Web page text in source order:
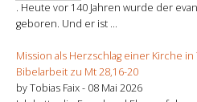
. Heute vor 140 Jahren wurde der
geboren. Und er ist ...
Mission als Herzschlag einer Kirche
Bibelarbeit zu Mt 28,16-20
by Tobias Faix - 08 Mai 2026